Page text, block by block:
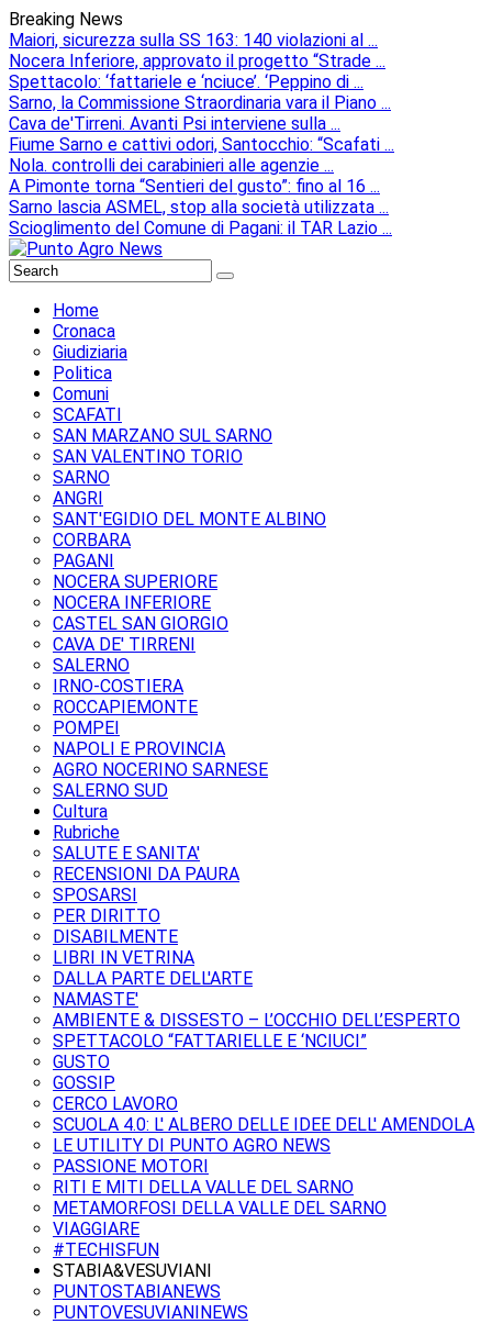
Breaking News
Maiori, sicurezza sulla SS 163: 140 violazioni al ...
Nocera Inferiore, approvato il progetto “Strade ...
Spettacolo: ‘fattariele e ‘nciuce’. ‘Peppino di ...
Sarno, la Commissione Straordinaria vara il Piano ...
Cava de'Tirreni. Avanti Psi interviene sulla ...
Fiume Sarno e cattivi odori, Santocchio: “Scafati ...
Nola. controlli dei carabinieri alle agenzie ...
A Pimonte torna “Sentieri del gusto”: fino al 16 ...
Sarno lascia ASMEL, stop alla società utilizzata ...
Scioglimento del Comune di Pagani: il TAR Lazio ...
Home
Cronaca
Giudiziaria
Politica
Comuni
SCAFATI
SAN MARZANO SUL SARNO
SAN VALENTINO TORIO
SARNO
ANGRI
SANT'EGIDIO DEL MONTE ALBINO
CORBARA
PAGANI
NOCERA SUPERIORE
NOCERA INFERIORE
CASTEL SAN GIORGIO
CAVA DE' TIRRENI
SALERNO
IRNO-COSTIERA
ROCCAPIEMONTE
POMPEI
NAPOLI E PROVINCIA
AGRO NOCERINO SARNESE
SALERNO SUD
Cultura
Rubriche
SALUTE E SANITA'
RECENSIONI DA PAURA
SPOSARSI
PER DIRITTO
DISABILMENTE
LIBRI IN VETRINA
DALLA PARTE DELL'ARTE
NAMASTE'
AMBIENTE & DISSESTO – L’OCCHIO DELL’ESPERTO
SPETTACOLO “FATTARIELLE E ‘NCIUCI”
GUSTO
GOSSIP
CERCO LAVORO
SCUOLA 4.0: L' ALBERO DELLE IDEE DELL' AMENDOLA
LE UTILITY DI PUNTO AGRO NEWS
PASSIONE MOTORI
RITI E MITI DELLA VALLE DEL SARNO
METAMORFOSI DELLA VALLE DEL SARNO
VIAGGIARE
#TECHISFUN
STABIA&VESUVIANI
PUNTOSTABIANEWS
PUNTOVESUVIANINEWS